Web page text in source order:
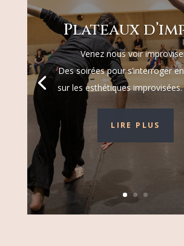
Plateaux
Venez nous voir
Des soirées pour s’interroger
sur les esthétiques improvisées.
LIRE PLUS